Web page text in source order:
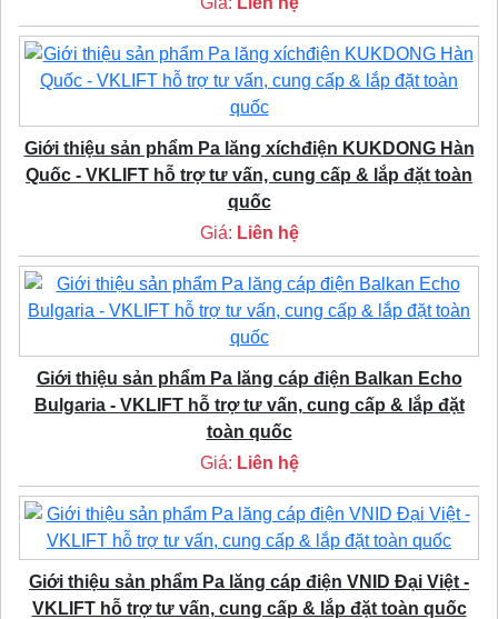
Giới thiệu sản phẩm Pa lăng xíchđiện KUKDONG Hàn
Quốc - VKLIFT hỗ trợ tư vấn, cung cấp & lắp đặt toàn
quốc
Giá: Liên hệ
Giới thiệu sản phẩm Pa lăng cáp điện Balkan Echo
Bulgaria - VKLIFT hỗ trợ tư vấn, cung cấp & lắp đặt
toàn quốc
Giá: Liên hệ
Giới thiệu sản phẩm Pa lăng cáp điện VNID Đại Việt -
VKLIFT hỗ trợ tư vấn, cung cấp & lắp đặt toàn quốc